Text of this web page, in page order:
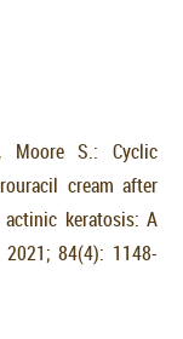
Moore S.: Cyclic
cream after
keratosis: A
84(4): 1148-